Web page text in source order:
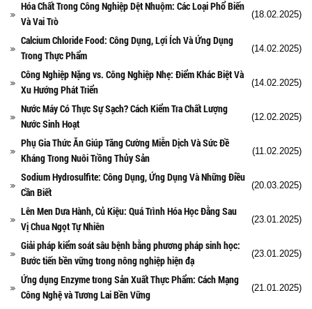
Hóa Chất Trong Công Nghiệp Dệt Nhuộm: Các Loại Phổ Biến
Và Vai Trò
(18.02.2025)
Calcium Chloride Food: Công Dụng, Lợi Ích Và Ứng Dụng
Trong Thực Phẩm
(14.02.2025)
Công Nghiệp Nặng vs. Công Nghiệp Nhẹ: Điểm Khác Biệt Và
Xu Hướng Phát Triển
(14.02.2025)
Nước Máy Có Thực Sự Sạch? Cách Kiểm Tra Chất Lượng
Nước Sinh Hoạt
(12.02.2025)
Phụ Gia Thức Ăn Giúp Tăng Cường Miễn Dịch Và Sức Đề
Kháng Trong Nuôi Trồng Thủy Sản
(11.02.2025)
Sodium Hydrosulfite: Công Dụng, Ứng Dụng Và Những Điều
Cần Biết
(20.03.2025)
Lên Men Dưa Hành, Củ Kiệu: Quá Trình Hóa Học Đằng Sau
Vị Chua Ngọt Tự Nhiên
(23.01.2025)
Giải pháp kiểm soát sâu bệnh bằng phương pháp sinh học:
Bước tiến bền vững trong nông nghiệp hiện đạ
(23.01.2025)
Ứng dụng Enzyme trong Sản Xuất Thực Phẩm: Cách Mạng
Công Nghệ và Tương Lai Bền Vững
(21.01.2025)